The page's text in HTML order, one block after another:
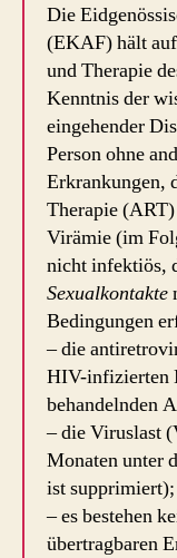
Die
(EKAF) hält
und Therapie
Kenntnis der
eingehender
Person ohne
Erkrankungen,
Therapie
Virämie (im
nicht infektiös,
Sexualkontakte
Bedingungen
– die
HIV-infizierten
behandelnden
– die Viruslast
Monaten unter
ist supprimiert);
– es bestehen
übertragbaren